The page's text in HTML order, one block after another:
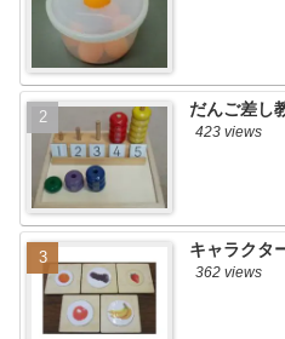
だんご差し
423 views
キャラクタ
362 views